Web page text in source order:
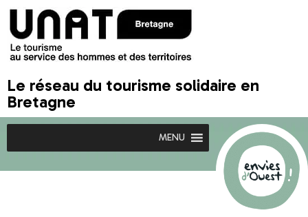
Le réseau du tourisme solidaire en
Bretagne
MENU